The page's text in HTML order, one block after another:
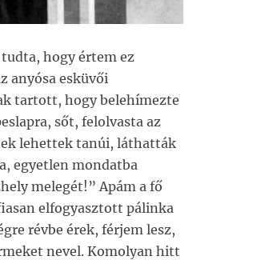
hogy értem ez
anyósa esküvői
tartott, hogy belehímezte
sőt, felolvasta az
lehettek tanúi, láthatták
egyetlen mondatba
melegét!” Apám a fő
elfogyasztott pálinka
révbe érek, férjem lesz,
nevel. Komolyan hitt